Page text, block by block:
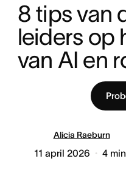
8 tips van
leiders op
van AI en
Alicia Raeburn
11 april 2026 4